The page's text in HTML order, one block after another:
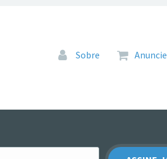
Pular para o conteúdo
Sobre Anuncie